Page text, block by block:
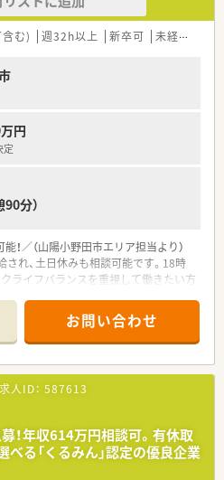
む) 週32h以上 新卒可 未経験可
円
定
分）
！／（山陽小野田市エリア担当より）
れ、土日休みも相談可能です。18時
ライフバランスを重視して働きたい方
て】
好立地で、近隣にある総合病院から多
1日平均40枚程度応需しています。
人科など幅広い科目に触れることがで
知識を深めることが可能な環境です。
スルー調剤を導入しており、多様な患
ら効率的な業務を実践している店舗
お問い合わせ
人ID： 587613
！年収614万円相談可。有休取
る「くるみん」認定の優良企業